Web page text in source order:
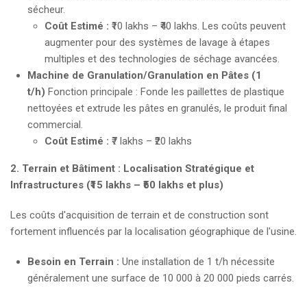
sécheur.
Coût Estimé : ₹10 lakhs – ₹40 lakhs. Les coûts peuvent
augmenter pour des systèmes de lavage à étapes
multiples et des technologies de séchage avancées.
Machine de Granulation/Granulation en Pâtes (1
t/h) Fonction principale : Fonde les paillettes de plastique
nettoyées et extrude les pâtes en granulés, le produit final
commercial.
Coût Estimé : ₹7 lakhs – ₹20 lakhs
2. Terrain et Bâtiment : Localisation Stratégique et
Infrastructures (₹15 lakhs – ₹50 lakhs et plus)
Les coûts d'acquisition de terrain et de construction sont
fortement influencés par la localisation géographique de l'usine.
Besoin en Terrain : Une installation de 1 t/h nécessite
généralement une surface de 10 000 à 20 000 pieds carrés.